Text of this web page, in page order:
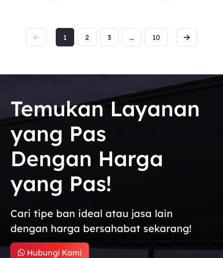
1 2 3 ... 10
Temukan Layanan
yang Pas
Dengan Harga
yang Pas!
Cari tipe ban ideal atau jasa lain
dengan harga bersahabat sekarang!
Hubungi Kami